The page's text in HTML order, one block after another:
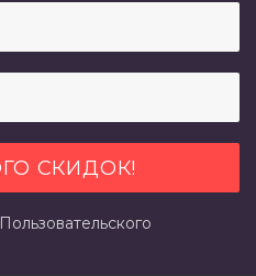
Пользовательского